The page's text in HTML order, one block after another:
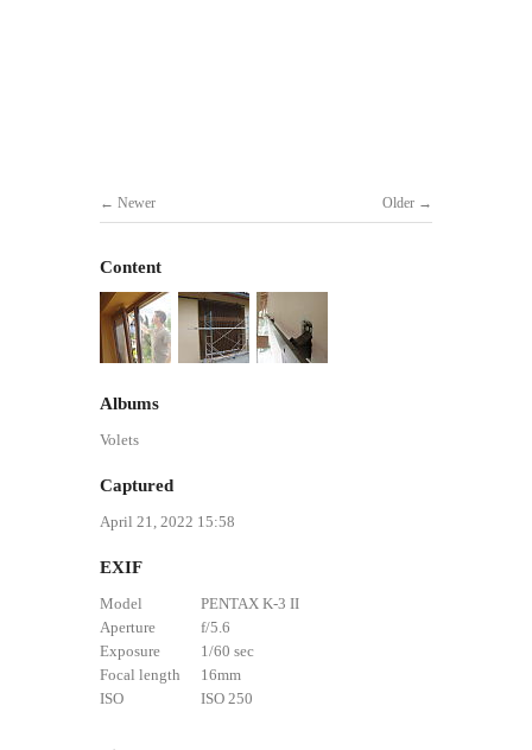
Older
Newer
Content
Albums
Volets
Captured
April 21, 2022 15:58
EXIF
Model
PENTAX K-3 II
Aperture
f/5.6
Exposure
1/60 sec
Focal length
16mm
ISO
ISO 250